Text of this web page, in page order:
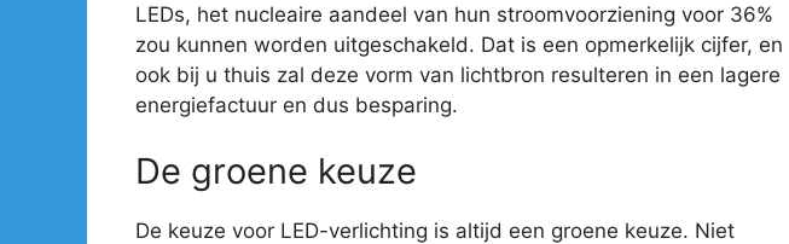
LEDs, het nucleaire aandeel van hun stroomvoorziening voor 36%
zou kunnen worden uitgeschakeld. Dat is een opmerkelijk cijfer, en
ook bij u thuis zal deze vorm van lichtbron resulteren in een lagere
energiefactuur en dus besparing.
De groene keuze
De keuze voor LED-verlichting is altijd een groene keuze. Niet